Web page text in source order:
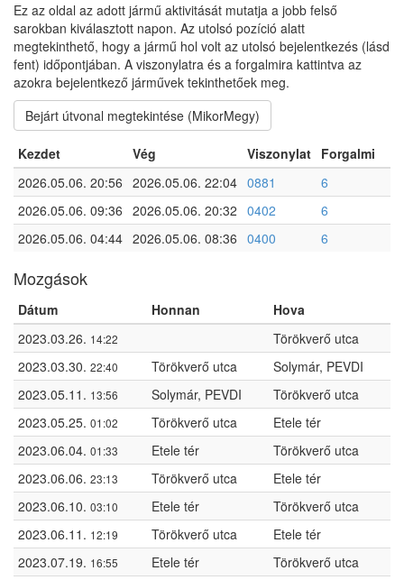
Ez az oldal az adott jármű aktivitását mutatja a jobb felső
sarokban kiválasztott napon. Az utolsó pozíció alatt
megtekinthető, hogy a jármű hol volt az utolsó bejelentkezés (lásd
fent) időpontjában. A viszonylatra és a forgalmira kattintva az
azokra bejelentkező járművek tekinthetőek meg.
Bejárt útvonal megtekintése (MikorMegy)
Kezdet Vég Viszonylat Forgalmi
2026.05.06. 20:56 2026.05.06. 22:04 0881
6
2026.05.06. 09:36 2026.05.06. 20:32 0402
6
2026.05.06. 04:44 2026.05.06. 08:36 0400 6
Mozgások
Dátum Honnan
Hova
2023.03.26. 14:22
Törökverő utca
2023.03.30. 22:40 Törökverő utca
Solymár, PEVDI
2023.05.11. 13:56 Solymár, PEVDI
Törökverő utca
2023.05.25. 01:02 Törökverő utca
Etele tér
2023.06.04. 01:33 Etele tér
Törökverő utca
2023.06.06. 23:13 Törökverő utca
Etele tér
2023.06.10. 03:10 Etele tér
Törökverő utca
2023.06.11. 12:19 Törökverő utca
Etele tér
2023.07.19. 16:55 Etele tér
Törökverő utca